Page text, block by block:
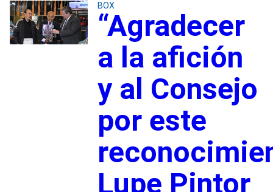
BOX
“Agradecer
a la afición
y al Consejo
por este
Lupe Pintor